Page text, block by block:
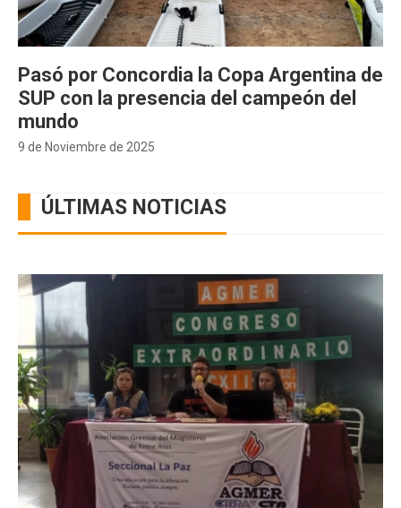
9 de Noviembre de 2025
Pasó por Concordia la Copa Argentina de
SUP con la presencia del campeón del
mundo
ÚLTIMAS NOTICIAS